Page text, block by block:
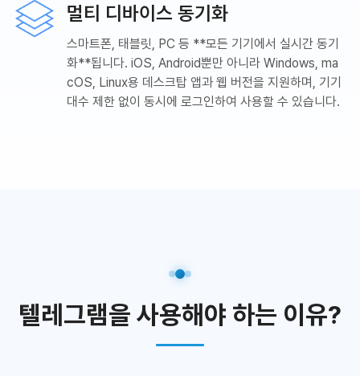
멀티 디바이스 동기화
스마트폰, 태블릿, PC 등 **모든 기기에서 실시간 동기
화**됩니다. iOS, Android뿐만 아니라 Windows, ma
cOS, Linux용 데스크탑 앱과 웹 버전을 지원하며, 기기
대수 제한 없이 동시에 로그인하여 사용할 수 있습니다.
텔레그램을 사용해야 하는 이유?